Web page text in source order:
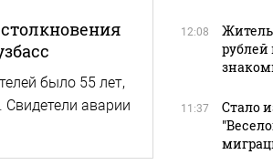
было 55 лет,
Свидетели аварии
12:08
11:37
Стало